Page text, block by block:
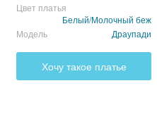
Цвет платья
Белый/Молочный беж
Модель
Драупади
Хочу такое платье